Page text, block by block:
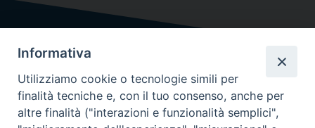
Informativa
Utilizziamo cookie o tecnologie simili per
finalità tecniche e, con il tuo consenso, anche per
altre finalità ("interazioni e funzionalità semplici",